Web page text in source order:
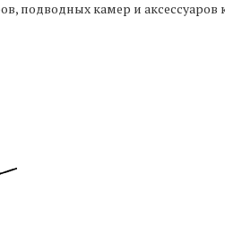
подводных камер и аксессуаров